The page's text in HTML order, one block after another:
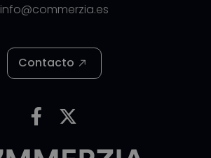
info@commerzia.es
Contacto